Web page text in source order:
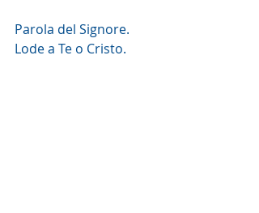
Parola del Signore.
Lode a Te o Cristo.